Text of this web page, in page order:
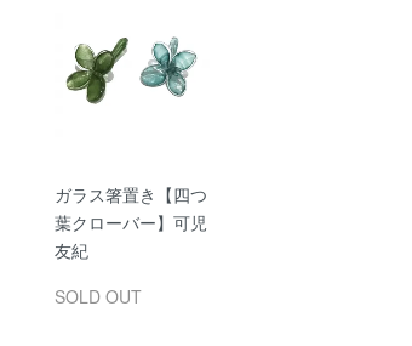
ガラス箸置き【四つ
葉クローバー】可児
友紀
SOLD OUT